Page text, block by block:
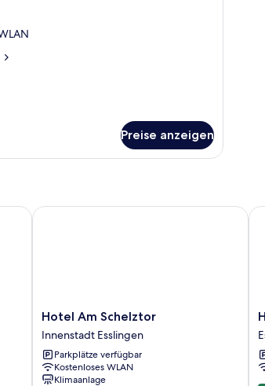
Preise anzeigen
Hotel
Am
Schelztor
Innenstadt
Esslingen
Hotel Am Schelztor
Innenstadt Esslingen
Parkplätze verfügbar
Kostenloses WLAN
Klimaanlage
Hotel Am Schelztor
RI